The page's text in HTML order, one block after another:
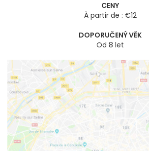
CENY
À partir de : €12
DOPORUČENÝ VĚK
Od 8 let